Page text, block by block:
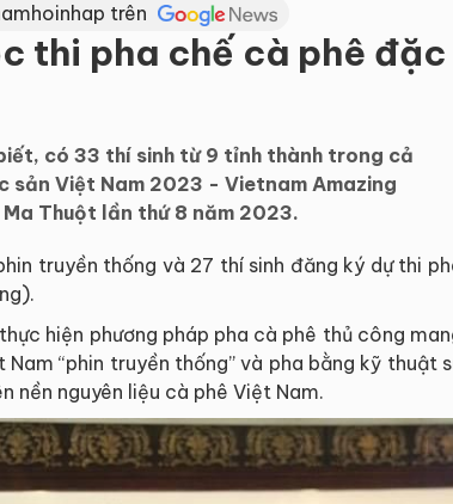
trên
thi pha chế cà phê đặc
có 33 thí sinh từ 9 tỉnh thành trong cả
sản Việt Nam 2023 - Vietnam Amazing
Thuột lần thứ 8 năm 2023.
truyền thống và 27 thí sinh đăng ký dự thi
hiện phương pháp pha cà phê thủ công
“phin truyền thống” và pha bằng kỹ thuật
nền nguyên liệu cà phê Việt Nam.